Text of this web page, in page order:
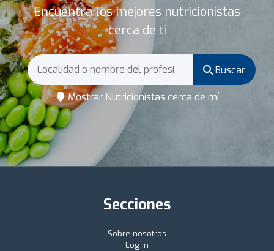
Encuentra los mejores nutricionistas
cerca de ti
Buscar
Mostrar Nutricionistas cerca de mí
Secciones
Sobre nosotros
Log in